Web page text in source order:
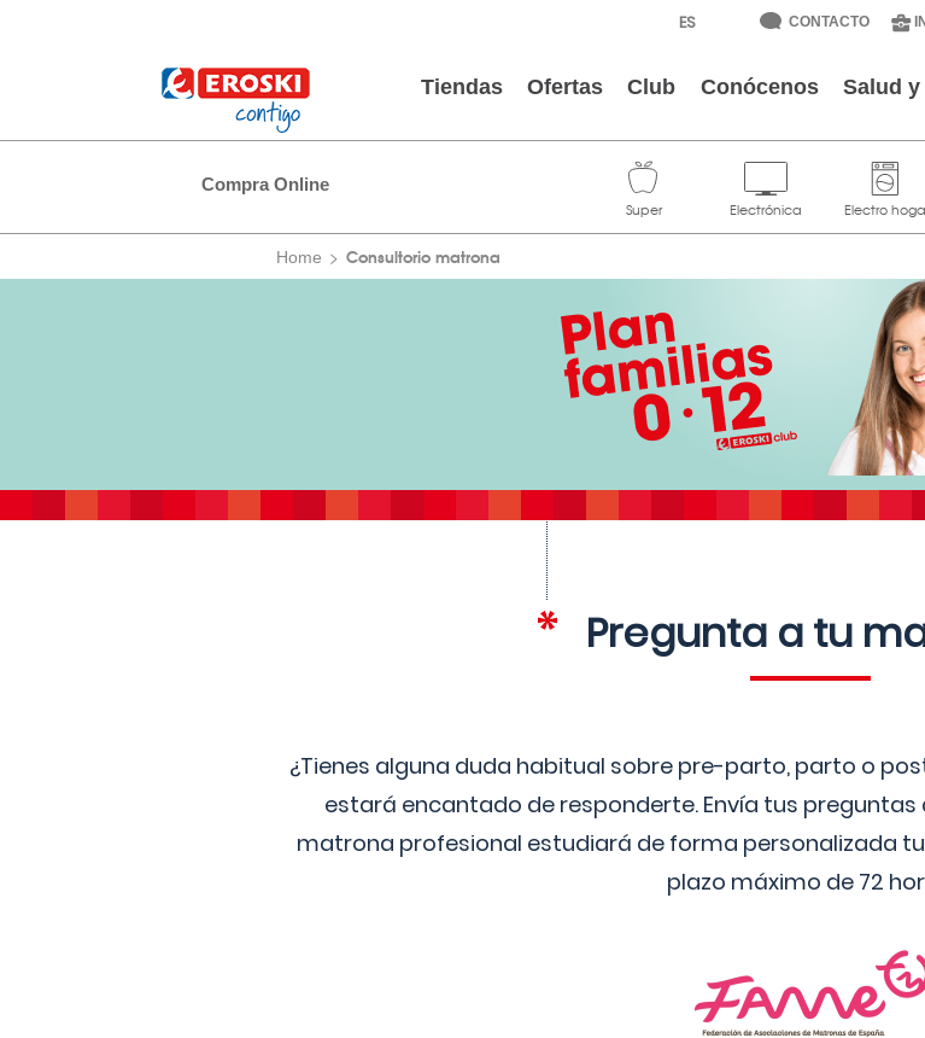
CONTACTO
Tiendas Ofertas Club Conócenos Salud
Compra Online
Home Consultorio matrona
Pregunta a tu
¿Tienes alguna duda habitual sobre pre-parto, parto o
estará encantado de responderte. Envía tus
matrona profesional estudiará de forma personalizada
plazo máximo de 72